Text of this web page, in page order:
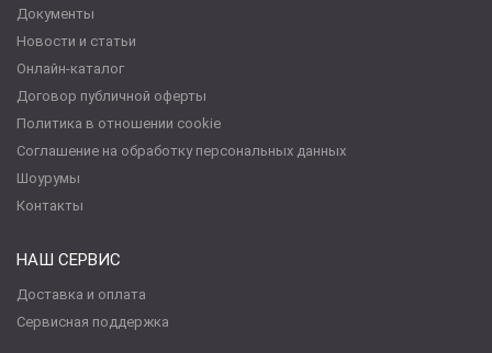
Документы
Новости и статьи
Онлайн-каталог
Договор публичной оферты
Политика в отношении cookie
Соглашение на обработку персональных данных
Шоурумы
Контакты
НАШ СЕРВИС
Доставка и оплата
Сервисная поддержка